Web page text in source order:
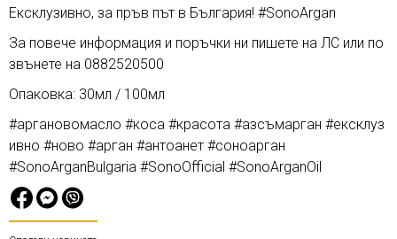
Ексклузивно, за пръв път в България! #SonoArgan
За повече информация и поръчки ни пишете на ЛС или по
звънете на 0882520500
Опаковка: 30мл / 100мл
#аргановомасло #коса #красота #азсъмарган #ексклуз
ивно #ново #арган #антоанет #соноарган
#SonoArganBulgaria #SonoOfficial #SonoArganOil